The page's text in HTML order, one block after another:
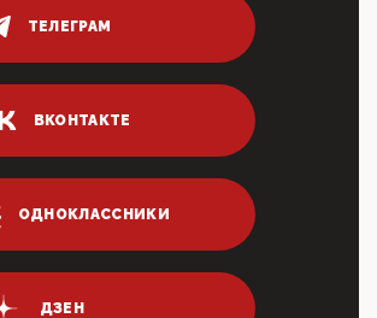
в Германии г-н Мерц заявил, что
по СБП это первый шаг из
ИНН при любых
по итогам 2025 года превысило 63
ТЕЛЕГРАМ
ВКОНТАКТЕ
ОДНОКЛАССНИКИ
ДЗЕН